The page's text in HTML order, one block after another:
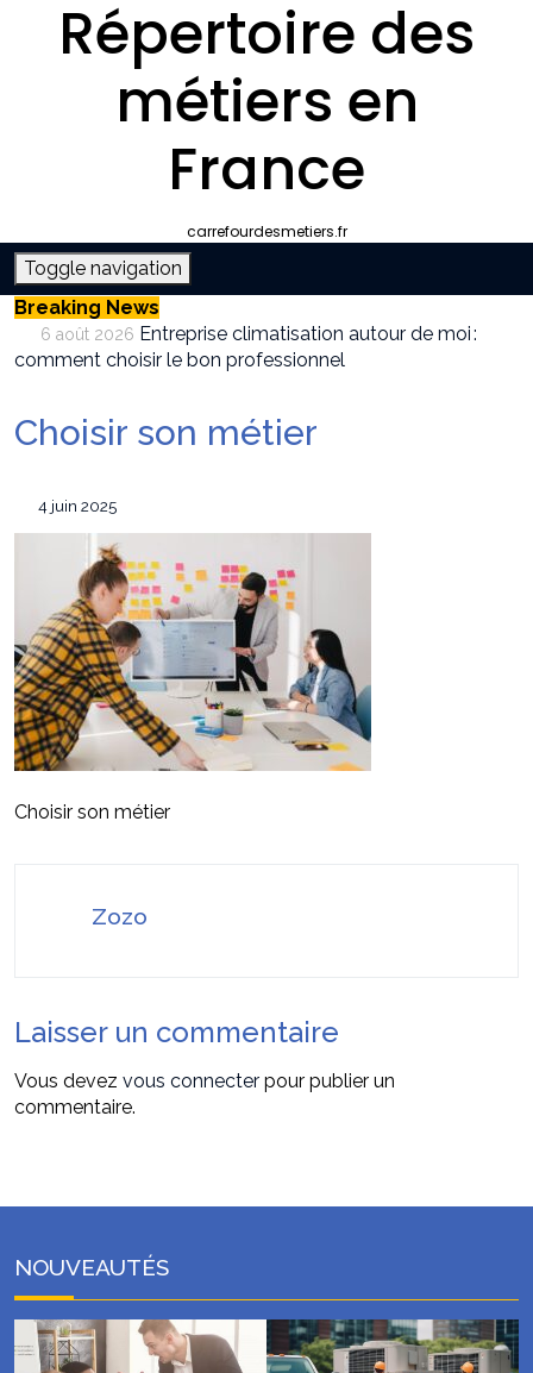
Répertoire des
métiers en
France
carrefourdesmetiers.fr
Toggle navigation
Breaking News
6 août 2026 Entreprise climatisation autour de moi :
comment choisir le bon professionnel
28 juillet 2026 SEO et IA : Comment optimiser votre site
marché
21 juillet 2026
des objets simples ?
6 août 2026 Burn out en entreprise : comment les
conflits au travail affectent-ils les salariés ?
Choisir son métier
4 juin 2025
Choisir son métier
Zozo
Laisser un commentaire
Vous devez vous connecter pour publier un
commentaire.
NOUVEAUTÉS